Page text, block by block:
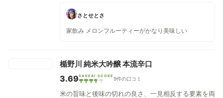
あじわさとせとさ
家飲み メロンフルーティーがかなり美味しい
楯野川 純米大吟醸 本流辛口
3.69SAKEAI SCORE 9件の口コミ
米の旨味と後味の切れの良さ、一見相反する要素を両